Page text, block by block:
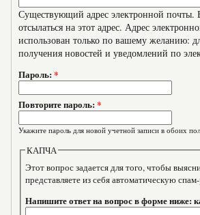
Существующий адрес электронной почты.
отсылаться на этот адрес. Адрес
использован только по вашему желанию:
получения новостей и уведомлений по
Пароль: *
Повторите пароль: *
Укажите пароль для новой учетной записи в обоих
КАПЧА
Этот вопрос задается для того, чтобы выяснить,
представляете из себя автоматическую
Напишите ответ на вопрос в форме ниже: